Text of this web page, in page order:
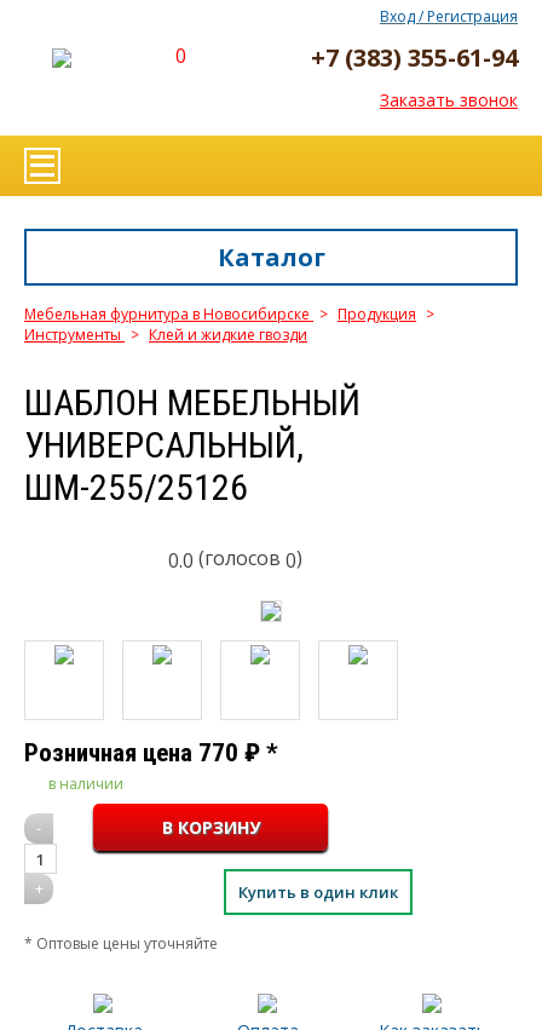
0
Вход / Регистрация
+7 (383) 355-61-94
Заказать звонок
Каталог
Мебельная фурнитура в Новосибирске > Продукция >
Инструменты > Клей и жидкие гвозди
ШАБЛОН МЕБЕЛЬНЫЙ
УНИВЕРСАЛЬНЫЙ,
ШМ-255/25126
0.0 (голосов 0)
Розничная цена 770 ₽ *
в наличии
-
1
+
Купить в один клик
* Оптовые цены уточняйте